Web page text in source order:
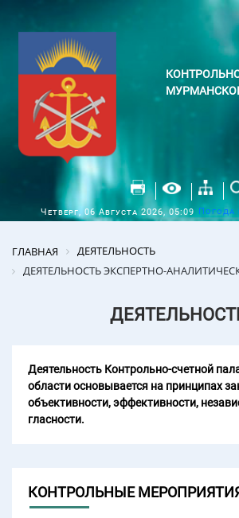
Четверг, 06 Августа 2026, 05:09 Погода
ГЛАВНАЯ
ДЕЯТЕЛЬНОСТЬ
ДЕЯТЕЛЬНОСТЬ ЭКСПЕРТНО-
Деятельность Контрольно-счетной
области основывается на принципах
объективности, эффективности,
гласности.
КОНТРОЛЬНЫЕ